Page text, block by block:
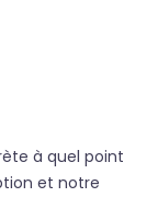
à quel point
et notre